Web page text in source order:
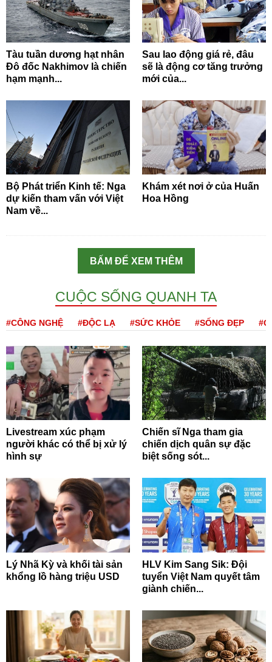
Tàu tuần dương hạt nhân
Đô đốc Nakhimov là chiến
hạm mạnh...
Sau lao động giá rẻ, đâu
sẽ là động cơ tăng trưởng
mới của...
Bộ Phát triển Kinh tế: Nga
dự kiến tham vấn với Việt
Nam về...
Khám xét nơi ở của Huấn
Hoa Hồng
BẤM ĐỂ XEM THÊM
CUỘC SỐNG QUANH TA
#CÔNG NGHỆ #ĐỘC LẠ #SỨC KHỎE #SỐNG ĐẸP
Livestream xúc phạm
người khác có thể bị xử lý
hình sự
Chiến sĩ Nga tham gia
chiến dịch quân sự đặc
biệt sống sót...
Lý Nhã Kỳ và khối tài sản
khổng lồ hàng triệu USD
HLV Kim Sang Sik: Đội
tuyển Việt Nam quyết tâm
giành chiến...